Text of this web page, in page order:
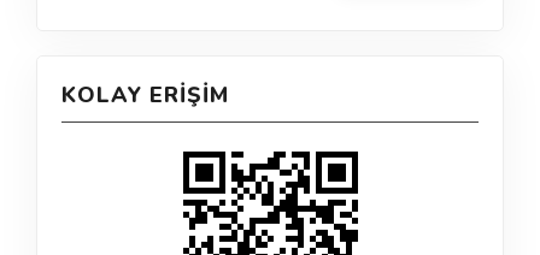
KOLAY ERIŞIM